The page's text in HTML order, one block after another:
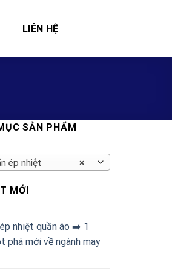
LIÊN HỆ
SẢN PHẨM
×
ép nhiệt
MỚI
nhiệt quần áo ➡️ 1
phá mới về ngành may